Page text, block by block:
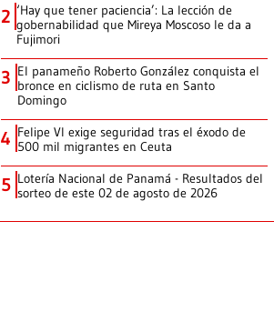
2 ‘Hay que tener paciencia’: La lección de
gobernabilidad que Mireya Moscoso le da a
Fujimori
3 El panameño Roberto González conquista el
bronce en ciclismo de ruta en Santo
Domingo
4 Felipe VI exige seguridad tras el éxodo de
500 mil migrantes en Ceuta
5 Lotería Nacional de Panamá - Resultados del
sorteo de este 02 de agosto de 2026